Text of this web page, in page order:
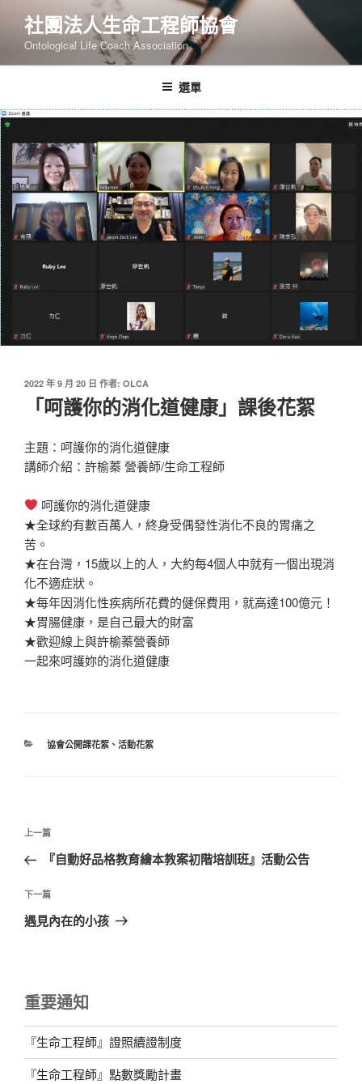
要
容
社團法人生命工程師協會
Ontological Life Coach Association
選單
發
2022 年 9 月 20 日 作者: OLCA
「呵護你的消化道健康」課後花絮
主題：呵護你的消化道健康
講師介紹：許榆蓁 營養師/生命工程師
呵護你的消化道健康
★全球約有數百萬人，終身受偶發性消化不良的胃痛之
苦。
★在台灣，15歲以上的人，大約每4個人中就有一個出現消
化不適症狀。
★每年因消化性疾病所花費的健保費用，就高達100億元！
★胃腸健康，是自己最大的財富
★歡迎線上與許榆蓁營養師
一起來呵護妳的消化道健康
分
協會公開課花絮、 活動花絮
文
導
覽
上
一
文
章
上一篇
『自動好品格教育繪本教案初階培訓班』活動公告
下
一
下一篇
遇見內在的小孩
重要通知
『生命工程師』證照續證制度
『生命工程師』點數獎勵計畫